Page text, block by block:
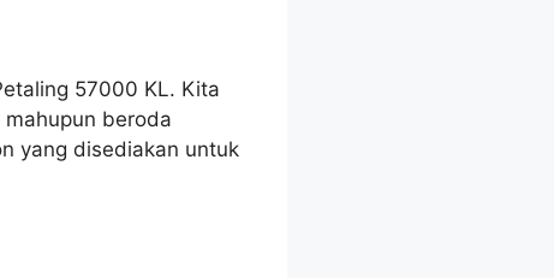
57000 KL. Kita
beroda
yang disediakan untuk